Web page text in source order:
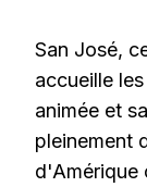
San José,
accueille
animée et
pleinement
d'Amérique